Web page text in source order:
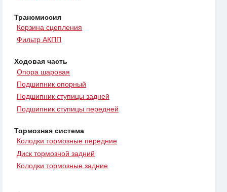
Трансмиссия
Корзина сцепления
Фильтр АКПП
Ходовая часть
Опора шаровая
Подшипник опорный
Подшипник ступицы задней
Подшипник ступицы передней
Тормозная система
Колодки тормозные передние
Диск тормозной задний
Колодки тормозные задние